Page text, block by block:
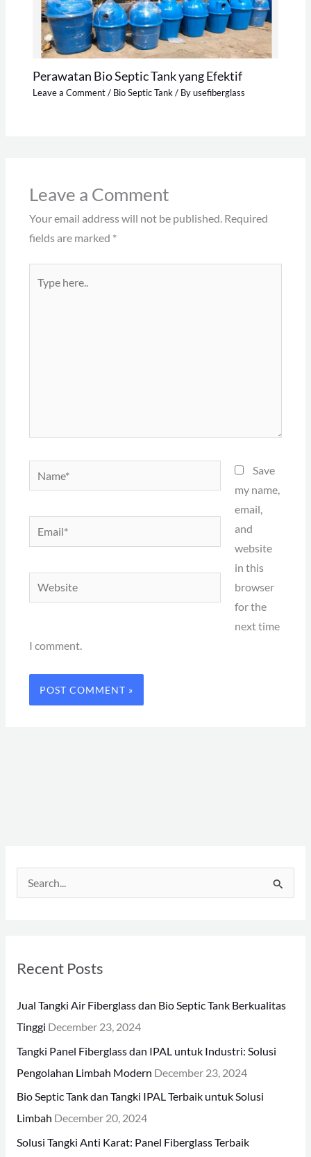
Perawatan Bio Septic Tank yang Efektif
Leave a Comment/ Bio Septic Tank/ Byusefiberglass
Leave a Comment
Your email address will not be published. Required
fields are marked *
here..
Name*
Email*
Website
Save
my name,
email,
and
website
in this
browser
for the
next time
I comment.
c
r
:
Recent Posts
Jual Tangki Air Fiberglass dan Bio Septic Tank Berkualitas
Tinggi December 23, 2024
Tangki Panel Fiberglass dan IPAL untuk Industri: Solusi
Pengolahan Limbah Modern December 23, 2024
Bio Septic Tank dan Tangki IPAL Terbaik untuk Solusi
Limbah December 20, 2024
Solusi Tangki Anti Karat: Panel Fiberglass Terbaik